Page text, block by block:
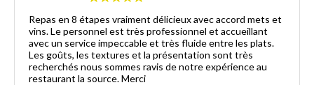
Repas en 8 étapes vraiment délicieux avec accord mets et
vins. Le personnel est très professionnel et accueillant
avec un service impeccable et très fluide entre les plats.
Les goûts, les textures et la présentation sont très
recherchés nous sommes ravis de notre expérience au
restaurant la source. Merci